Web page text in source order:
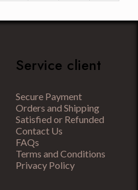
Service client
Secure Payment
Orders and Shipping
Satisfied or Refunded
Contact Us
FAQs
Terms and Conditions
Privacy Policy